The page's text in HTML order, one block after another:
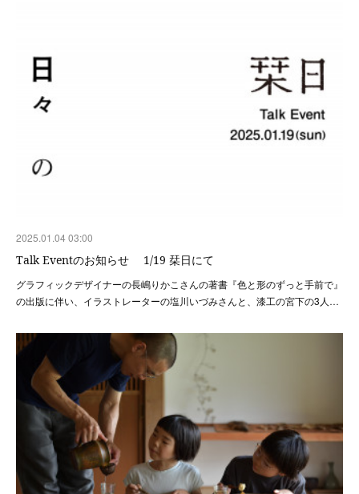
2025.01.04 03:00
Talk Eventのお知らせ 1/19 栞日にて
グラフィックデザイナーの長嶋りかこさんの著書『色と形のずっと手前で』
の出版に伴い、イラストレーターの塩川いづみさんと、漆工の宮下の3人…